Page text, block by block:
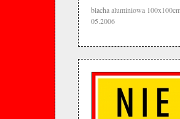
blacha aluminiowa
05.2006